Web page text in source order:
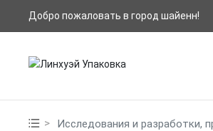
Добро пожаловать в город шайенн!
Исследования и разработки,